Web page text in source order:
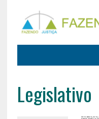
Legislativo